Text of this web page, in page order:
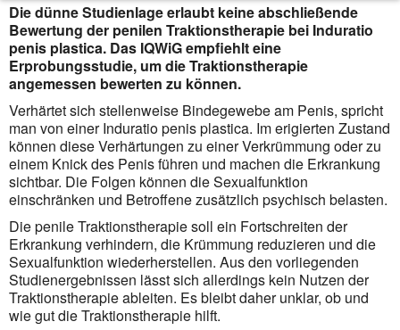
Die dünne Studienlage erlaubt keine abschließende
Bewertung der penilen Traktionstherapie bei Induratio
penis plastica. Das IQWiG empfiehlt eine
Erprobungsstudie, um die Traktionstherapie
angemessen bewerten zu können.
Verhärtet sich stellenweise Bindegewebe am Penis, spricht
man von einer Induratio penis plastica. Im erigierten Zustand
können diese Verhärtungen zu einer Verkrümmung oder zu
einem Knick des Penis führen und machen die Erkrankung
sichtbar. Die Folgen können die Sexualfunktion
einschränken und Betroffene zusätzlich psychisch belasten.
Die penile Traktionstherapie soll ein Fortschreiten der
Erkrankung verhindern, die Krümmung reduzieren und die
Sexualfunktion wiederherstellen. Aus den vorliegenden
Studienergebnissen lässt sich allerdings kein Nutzen der
Traktionstherapie ableiten. Es bleibt daher unklar, ob und
wie gut die Traktionstherapie hilft.